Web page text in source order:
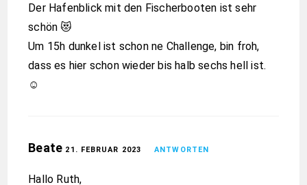
Der Hafenblick mit den Fischerbooten ist sehr
schön 😻
Um 15h dunkel ist schon ne Challenge, bin froh,
dass es hier schon wieder bis halb sechs hell ist.
☺️
Beate 21. FEBRUAR 2023 ANTWORTEN
Hallo Ruth,